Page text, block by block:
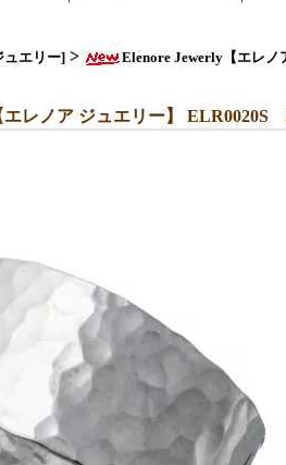
エリー] >
Elenore Jewerly【エレ
エレノア ジュエリー】